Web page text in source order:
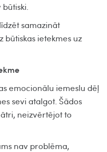
samazināt
būtiskas ietekmes uz
emocionālu iemeslu dēļ
sevi atalgot. Šādos
neizvērtējot to
nav problēma,